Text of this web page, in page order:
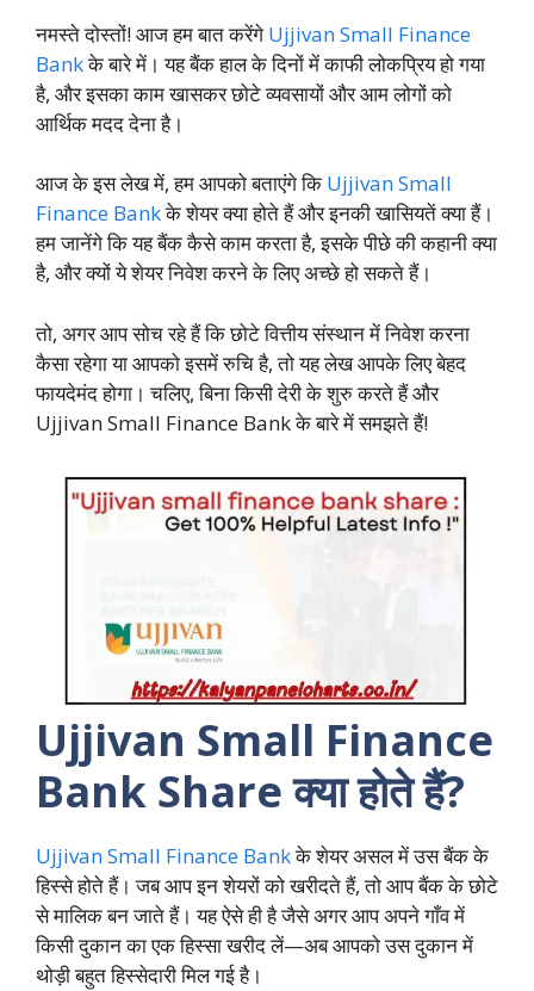
नमस्ते दोस्तों! आज हम बात करेंगे Ujjivan Small Finance
Bankके बारे में। यह बैंक हाल के दिनों में काफी लोकप्रिय हो गया
है, और इसका काम खासकर छोटे व्यवसायों और आम लोगों को
आर्थिक मदद देना है।
आज के इस लेख में, हम आपको बताएंगे कि Ujjivan Small
Finance Bankके शेयर क्या होते हैं और इनकी खासियतें क्या हैं।
हम जानेंगे कि यह बैंक कैसे काम करता है, इसके पीछे की कहानी क्या
है, और क्यों ये शेयर निवेश करने के लिए अच्छे हो सकते हैं।
तो, अगर आप सोच रहे हैं कि छोटे वित्तीय संस्थान में निवेश करना
कैसा रहेगा या आपको इसमें रुचि है, तो यह लेख आपके लिए बेहद
फायदेमंद होगा। चलिए, बिना किसी देरी के शुरु करते हैं और
Ujjivan Small Finance Bank के बारे में समझते हैं!
Ujjivan Small Finance
Bank Share क्या होते हैं?
Ujjivan Small Finance Bankके शेयर असल में उस बैंक के
हिस्से होते हैं। जब आप इन शेयरों को खरीदते हैं, तो आप बैंक के छोटे
से मालिक बन जाते हैं। यह ऐसे ही है जैसे अगर आप अपने गाँव में
किसी दुकान का एक हिस्सा खरीद लें—अब आपको उस दुकान में
थोड़ी बहुत हिस्सेदारी मिल गई है।